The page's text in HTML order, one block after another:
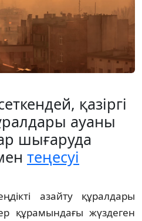
қазіргі
ауаны
шығаруда
теңесуі
азайту құралдары
құрамындағы жүздеген